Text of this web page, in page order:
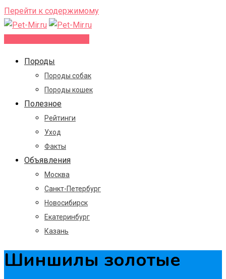
Перейти к содержимому
Породы
Породы собак
Породы кошек
Полезное
Рейтинги
Уход
Факты
Объявления
Москва
Санкт-Петербург
Новосибирск
Екатеринбург
Казань
Шиншилы золотые